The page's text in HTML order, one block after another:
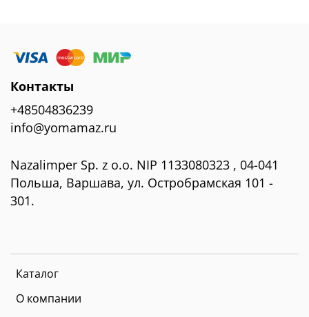
Каталог
О компании
Контакты
+48504836239
info@yomamaz.ru
Nazalimper Sp. z o.o. NIP 1133080323 , 04-041
Польша, Варшава, ул. Остробрамская 101 -
301.